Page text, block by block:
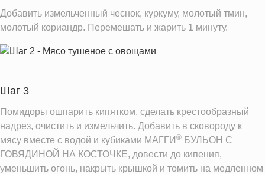
Витамин С
21.6 мг
Витамин Д
1.3 IU
Витамин Е
0.9 мг
Трансжиры
Информация для одной порции
Добавить измельченный чеснок, куркуму, молотый тмин,
молотый кориандр. Перемешать и жарить 1 минуту.
Шаг 3
Помидоры ошпарить кипятком, сделать крестообразный
надрез, очистить и измельчить. Добавить в сковороду к
мясу вместе с водой и кубиками МАГГИ ® БУЛЬОН С
ГОВЯДИНОЙ НА КОСТОЧКЕ, довести до кипения,
уменьшить огонь, накрыть крышкой и томить на медленном